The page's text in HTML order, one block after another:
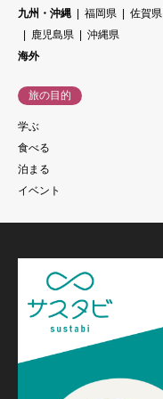
九州・沖縄
福岡県 佐賀県
鹿児島県
沖縄県
海外
旅の目的
学ぶ
食べる
泊まる
イベント